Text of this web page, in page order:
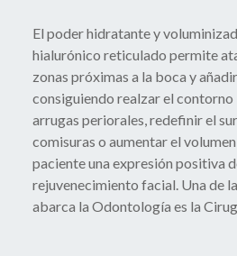
El poder hidratante y
hialurónico reticulado permite
zonas próximas a la boca y
consiguiendo realzar el
arrugas periorales, redefinir el
comisuras o aumentar el
paciente una expresión positiva
rejuvenecimiento facial. Una de
abarca la Odontología es la